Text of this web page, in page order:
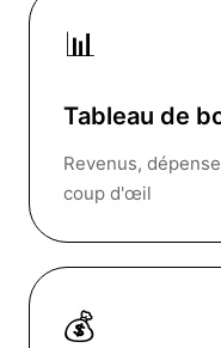
📊
Tableau de
Revenus,
coup d'œil
💰